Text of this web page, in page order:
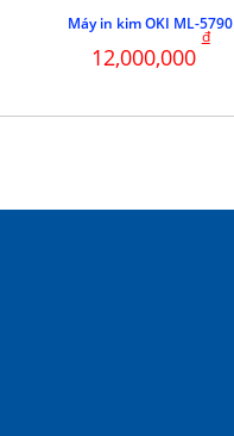
Máy in kim OKI ML-5790
12,000,000
đ